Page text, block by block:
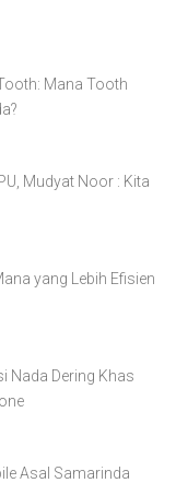
Mana Tooth
Mudyat Noor : Kita
yang Lebih Efisien
Nada Dering Khas
Asal Samarinda